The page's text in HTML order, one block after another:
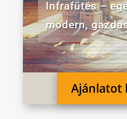
Infrafűtés –
modern,
Ajánlatot